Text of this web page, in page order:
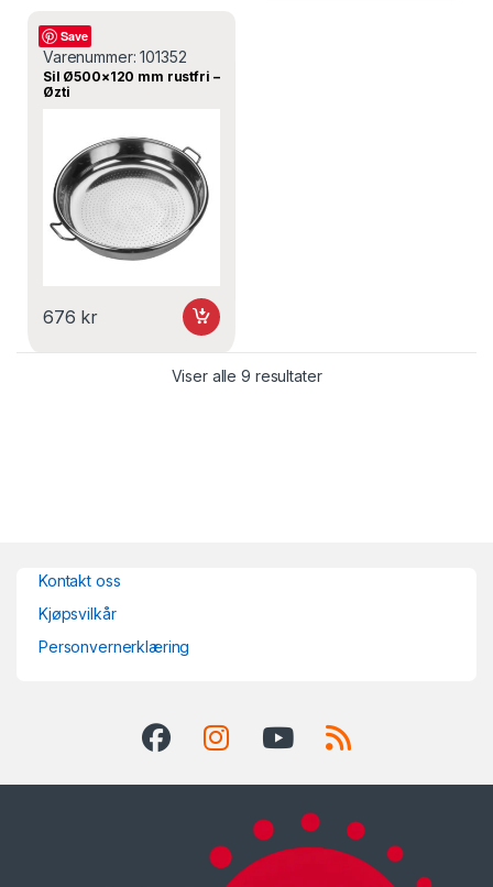
Save
Sil
Varenummer:101352
Sil Ø500×120 mm rustfri –
Øzti
676 kr
Viser alle 9 resultater
Kontakt oss
Kjøpsvilkår
Personvernerklæring